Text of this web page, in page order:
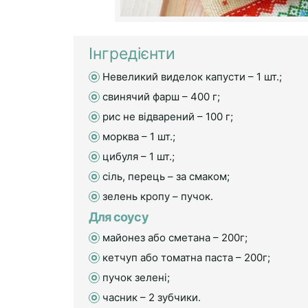
Інгредієнти
Невеликий виделок капусти – 1 шт.;
свинячий фарш – 400 г;
рис не відварений – 100 г;
морква – 1 шт.;
цибуля – 1 шт.;
сіль, перець – за смаком;
зелень кропу – пучок.
Для соусу
майонез або сметана – 200г;
кетчуп або томатна паста – 200г;
пучок зелені;
часник – 2 зубчики.